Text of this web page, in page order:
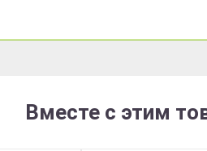
Вместе с этим